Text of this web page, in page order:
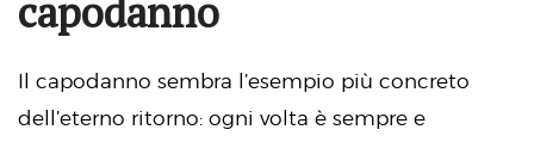
capodanno
Il capodanno sembra l’esempio più concreto
dell’eterno ritorno: ogni volta è sempre e